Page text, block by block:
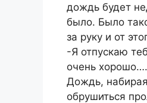
дождь будет
было. Было
за руку и от
-Я отпускаю
очень хорошо….
Дождь,
обрушиться